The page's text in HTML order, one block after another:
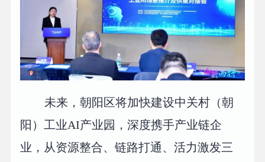
未来，朝阳区将加快建设中关村（朝
阳）工业AI产业园，深度携手产业链企
业，从资源整合、链路打通、活力激发三